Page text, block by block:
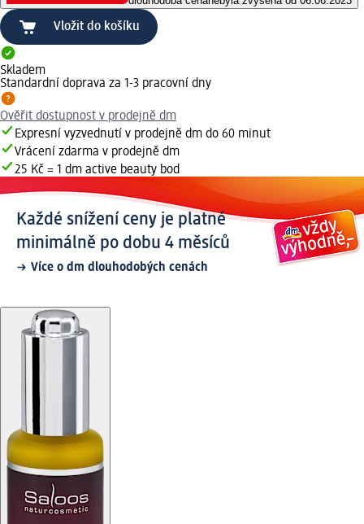
Vložit do košíku
Skladem
Standardní doprava za 1-3 pracovní dny
Ověřit dostupnost v prodejně dm
Expresní vyzvednutí v prodejně dm do 60 minut
Vrácení zdarma v prodejně dm
25 Kč = 1 dm active beauty bod
Každé snížení ceny je platné
minimálně po dobu 4 měsíců
Více o dm dlouhodobých cenách